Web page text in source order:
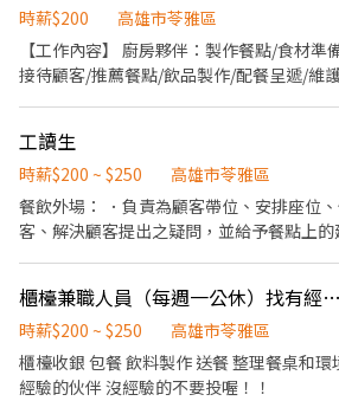
時薪$200
高雄市苓雅區
【工作內容】 廚房夥伴：製作餐點/食材準
接待顧客/推薦餐點/飲品製作/配餐呈遞/維
工讀生
時薪$200 ~ $250
高雄市苓雅區
餐飲外場： ．負責為顧客帶位、安排座位
客、解決顧客提出之疑問，並給予餐點上
負責結帳、收銀等工作。 餐飲內場： ．擔
前與烹飪中之準備工作與其他餐廳相關事務
切各種食材。 ．負責清理工作環境、設備
所需要的食材。 ．協助測量食材的容量與重
櫃檯兼職人員（每週一公休）找有經驗者
時薪$200 ~ $250
高雄市苓雅區
櫃檯收銀 包餐 飲料製作 送餐 整理餐桌和
經驗的伙伴 沒經驗的不要投喔！！